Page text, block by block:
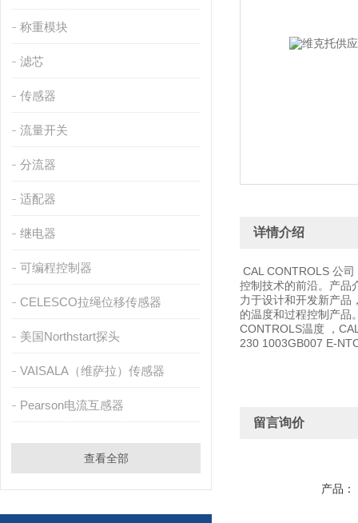
称重模块
滤芯
传感器
流量开关
分流器
适配器
继电器
可编程控制器
CELESCO拉绳位移传感器
美国Northstart探头
VAISALA（维萨拉）传感器
Pearson电流互感器
查看全部
详情介绍
CAL CONTROLS 公
控制技术的前沿。产品
力于设计和开发新产品
的温度和过程控制产品
CONTROLS温度 ，
230 1003GB007 E-
留言询价
产品：